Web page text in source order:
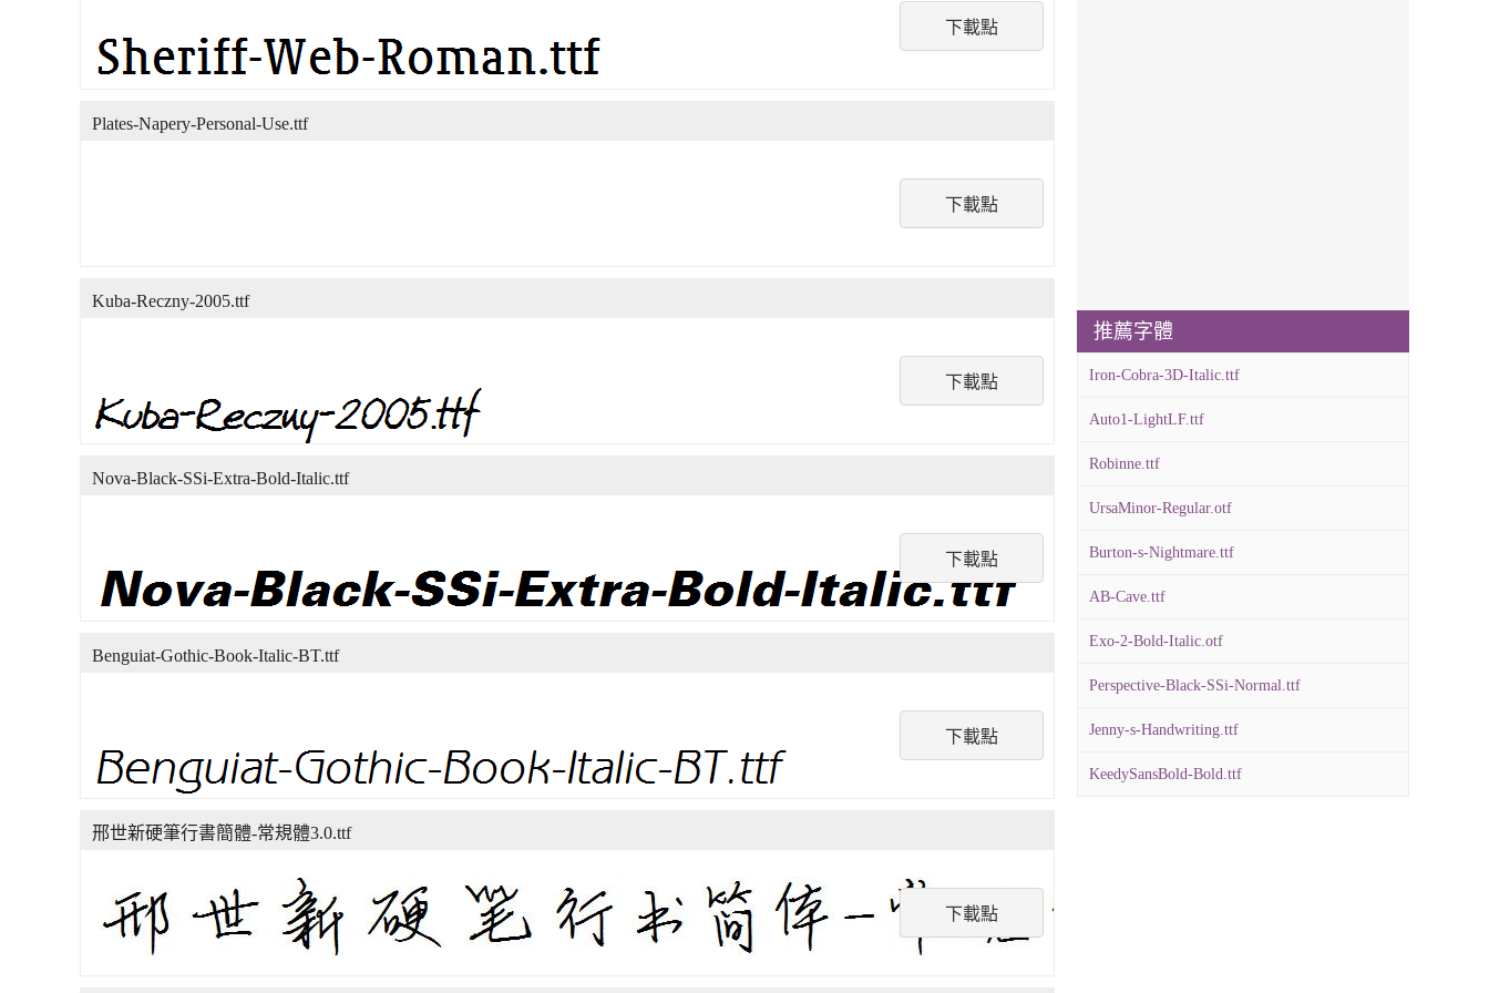
下載點
下載點
Plates-Napery-Personal-Use.ttf
下載點
Kuba-Reczny-2005.ttf
下載點
Nova-Black-SSi-Extra-Bold-Italic.ttf
下載點
Benguiat-Gothic-Book-Italic-BT.ttf
下載點
邢世新硬筆行書簡體-常規體3.0.ttf
推薦字體
Iron-Cobra-3D-Italic.ttf
Auto1-LightLF.ttf
Robinne.ttf
UrsaMinor-Regular.otf
Burton-s-Nightmare.ttf
AB-Cave.ttf
Exo-2-Bold-Italic.otf
Perspective-Black-SSi-Normal.ttf
Jenny-s-Handwriting.ttf
KeedySansBold-Bold.ttf